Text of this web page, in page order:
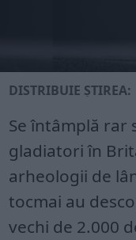
DISTRIBUIE ȘTIREA:
Se întâmplă rar
gladiatori în
arheologii de
tocmai au
vechi de 2.000